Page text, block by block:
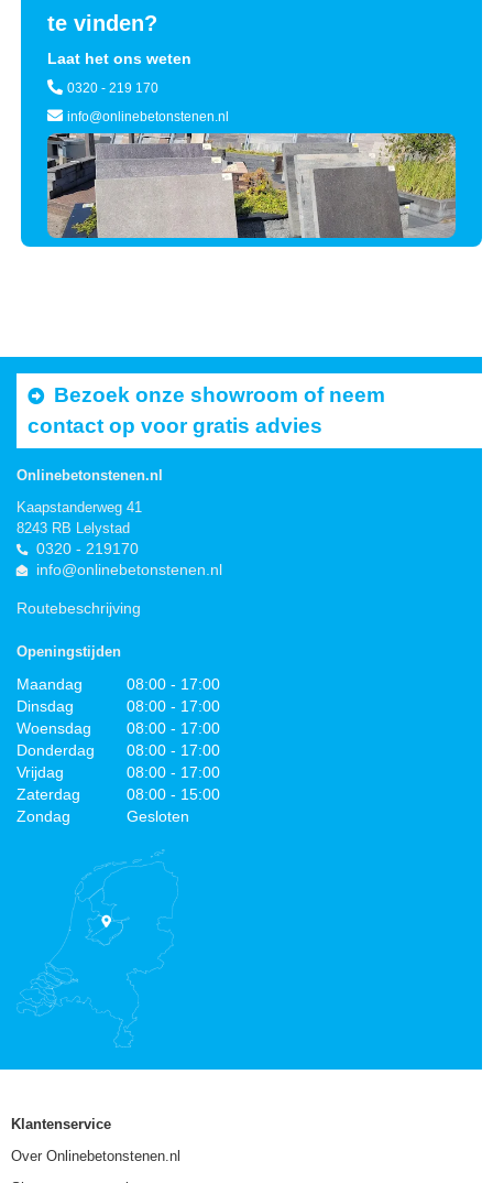
te vinden?
Laat het ons weten
0320 - 219 170
info@onlinebetonstenen.nl
Bezoek onze showroom of neem
contact op voor gratis advies
Onlinebetonstenen.nl
Kaapstanderweg 41
8243 RB Lelystad
0320 - 219170
info@onlinebetonstenen.nl
Routebeschrijving
Openingstijden
Maandag
08:00 - 17:00
Dinsdag
08:00 - 17:00
Woensdag
08:00 - 17:00
Donderdag
08:00 - 17:00
Vrijdag
08:00 - 17:00
Zaterdag
08:00 - 15:00
Zondag
Gesloten
Klantenservice
Over Onlinebetonstenen.nl